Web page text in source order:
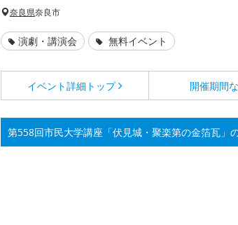
奈良県奈良市
演劇・講演会 無料イベント
イベント詳細 トップ 開催期間
第558回市民大学講座「伏見城・聚楽第の金箔瓦」